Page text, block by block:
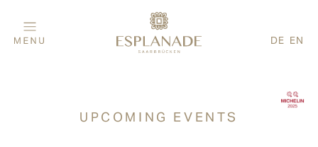
DE EN
UPCOMING EVENTS